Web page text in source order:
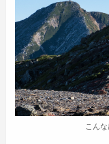
こん